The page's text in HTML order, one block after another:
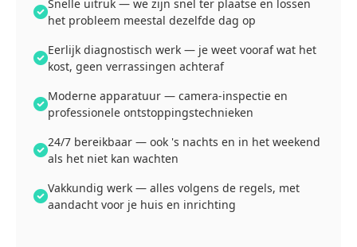
Snelle uitruk — we zijn snel ter plaatse en lossen
het probleem meestal dezelfde dag op
Eerlijk diagnostisch werk — je weet vooraf wat het
kost, geen verrassingen achteraf
Moderne apparatuur — camera-inspectie en
professionele ontstoppingstechnieken
24/7 bereikbaar — ook 's nachts en in het weekend
als het niet kan wachten
Vakkundig werk — alles volgens de regels, met
aandacht voor je huis en inrichting